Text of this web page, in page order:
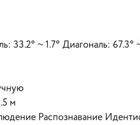
33.2° ~ 1.7° Диагональ: 67.3°
м
Распознавание